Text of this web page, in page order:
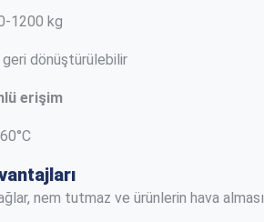
1200 kg
dönüştürülebilir
erişim
nem tutmaz ve ürünlerin hava